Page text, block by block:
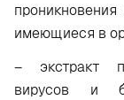
имеющиеся в
– экстракт
вирусов и